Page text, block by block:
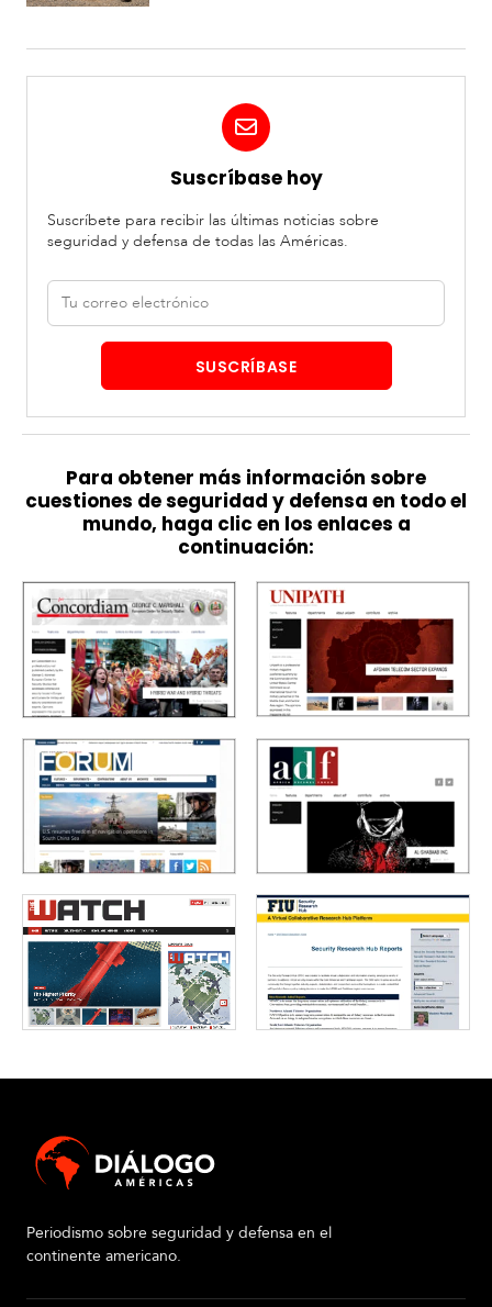
Suscríbase hoy
Suscríbete para recibir las últimas noticias sobre
seguridad y defensa de todas las Américas.
Correo
electrónico
SUSCRÍBASE
Para obtener más información sobre
cuestiones de seguridad y defensa en todo el
mundo, haga clic en los enlaces a
continuación:
Periodismo sobre seguridad y defensa en el
continente americano.